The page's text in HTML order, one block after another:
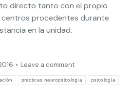
directo tanto con el propio
centros procedentes durante
en la unidad.
Leave a comment
prácticas neuropsicología psicología